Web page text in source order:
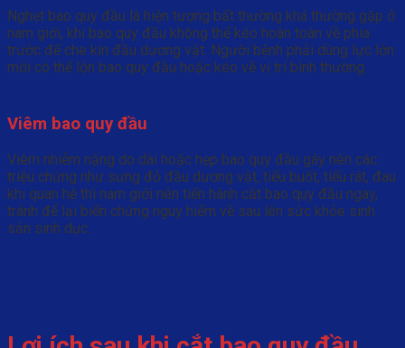
Nghẹt bao quy đầu là hiện tượng bất thường khá thường gặp ở
nam giới, khi bao quy đầu không thể kéo hoàn toàn về phía
trước để che kín đầu dương vật. Người bệnh phải dùng lực lớn
mới có thể lộn bao quy đầu hoặc kéo về vị trí bình thường.
Viêm bao quy đầu
Viêm nhiễm nặng do dài hoặc hẹp bao quy đầu gây nên các
triệu chứng như sưng đỏ đầu dương vật, tiểu buốt, tiểu rát, đau
khi quan hệ thì nam giới nên tiến hành cắt bao quy đầu ngay,
tránh để lại biến chứng nguy hiểm về sau lên sức khỏe sinh
sản sinh dục.